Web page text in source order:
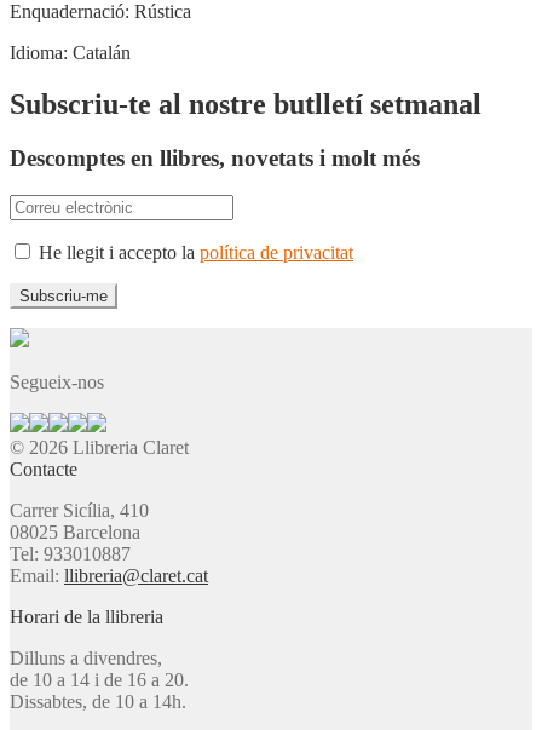
Enquadernació: Rústica
Idioma: Catalán
Subscriu-te al nostre butlletí setmanal
Descomptes en llibres, novetats i molt més
He llegit i accepto la política de privacitat
Segueix-nos
© 2026 Llibreria Claret
Contacte
Carrer Sicília, 410
08025 Barcelona
Tel: 933010887
Email: llibreria@claret.cat
Horari de la llibreria
Dilluns a divendres,
de 10 a 14 i de 16 a 20.
Dissabtes, de 10 a 14h.